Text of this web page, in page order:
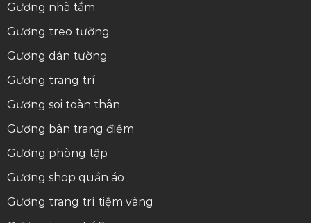
Gương nhà tắm
Gương treo tường
Gương dán tường
Gương trang trí
Gương soi toàn thân
Gương bàn trang điểm
Gương phòng tập
Gương shop quần áo
Gương trang trí tiệm vàng